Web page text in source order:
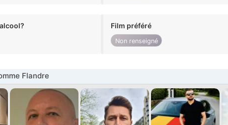
Film préféré
Non renseigné
Flandre